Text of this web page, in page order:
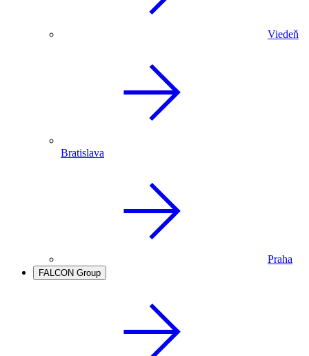
Viedeň
Bratislava
Praha
FALCON Group